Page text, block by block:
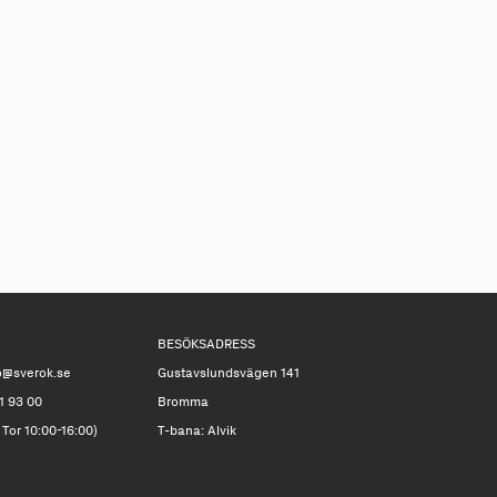
93 00
10:00-16:00)
BESÖKSADRESS
Gustavslundsvägen 141
Bromma
T-bana: Alvik